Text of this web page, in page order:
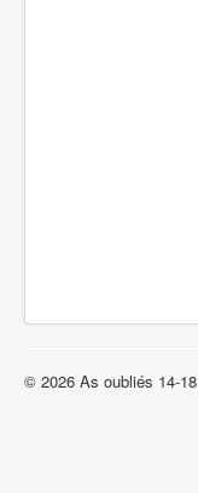
© 2026 As oubliés 14-18